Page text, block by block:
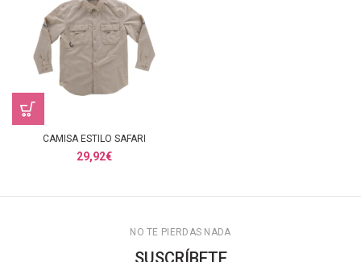
CAMISA ESTILO SAFARI
29,92€
NO TE PIERDAS NADA
SUSCRÍBETE